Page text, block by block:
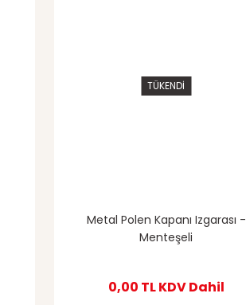
TÜKENDİ
Metal Polen Kapanı Izgarası -
Menteşeli
0,00 TLKDV Dahil